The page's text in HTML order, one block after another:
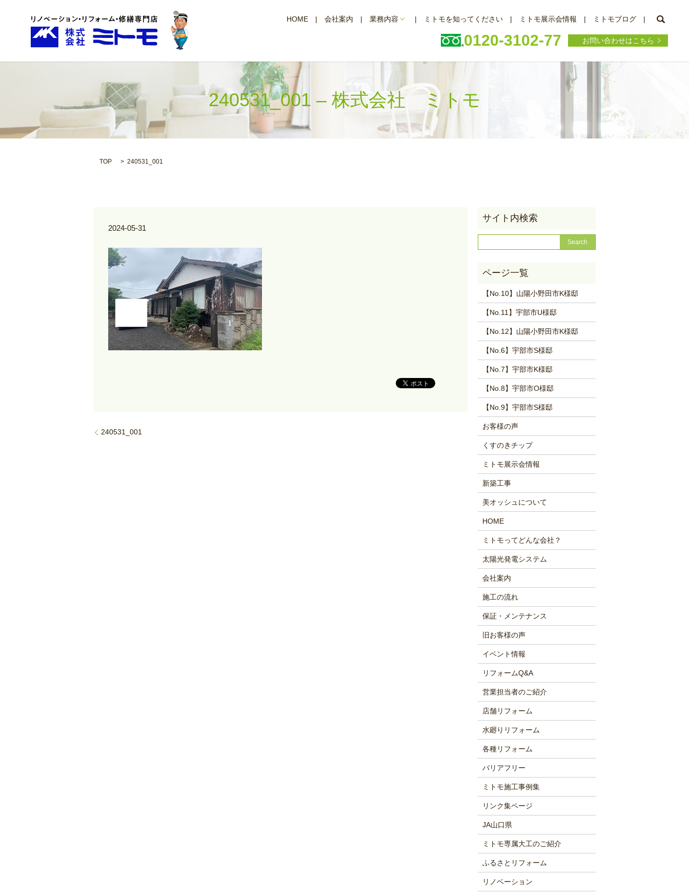
HOME 会社案内 業務内容 ミトモを知ってください ミトモ展示会情報 ミトモブログ
0120-3102-77 お問い合わせはこちら
240531_001 – 株式会社 ミトモ
TOP 240531_001
2024-05-31
240531_001
【No.10】山陽小野田市K様邸
【No.11】宇部市U様邸
【No.12】山陽小野田市K様邸
【No.6】宇部市S様邸
【No.7】宇部市K様邸
【No.8】宇部市O様邸
【No.9】宇部市S様邸
お客様の声
くすのきチップ
ミトモ展示会情報
新築工事
美オッシュについて
HOME
ミトモってどんな会社？
太陽光発電システム
会社案内
施工の流れ
保証・メンテナンス
旧お客様の声
イベント情報
リフォームQ&A
営業担当者のご紹介
店舗リフォーム
水廻りリフォーム
各種リフォーム
バリアフリー
ミトモ施工事例集
リンク集ページ
JA山口県
ミトモ専属大工のご紹介
ふるさとリフォーム
リノベーション